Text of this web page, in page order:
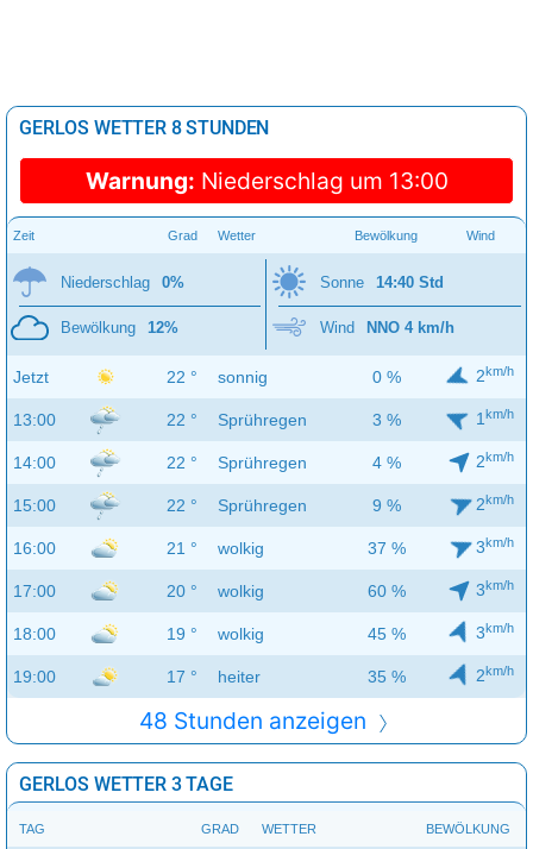
GERLOS WETTER 8 STUNDEN
Warnung: Niederschlag um 13:00
Zeit Grad Wetter Bewölkung Wind
Niederschlag 0%
Bewölkung 12%
Sonne 14:40 Std
Wind NNO 4 km/h
Jetzt 22 ° sonnig 0 % 2km/h
13:00 22 ° Sprühregen 3 % 1 km/h
14:00 22 ° Sprühregen 4 % 2km/h
15:00 22 ° Sprühregen 9 % 2km/h
16:00 21 ° wolkig 37 % 3km/h
17:00 20 ° wolkig 60 % 3km/h
18:00 19 ° wolkig 45 % 3km/h
19:00 17 ° heiter 35 % 2km/h
48 Stunden anzeigen
GERLOS WETTER 3 TAGE
TAG GRAD WETTER BEWÖLKUNG